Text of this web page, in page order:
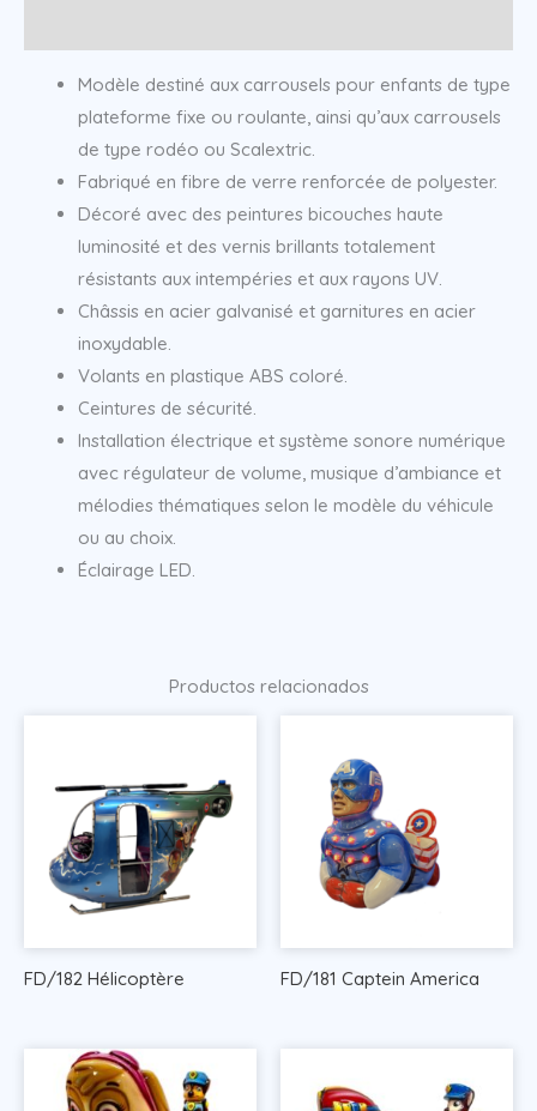
Modèle destiné aux carrousels pour enfants de type
plateforme fixe ou roulante, ainsi qu’aux carrousels
de type rodéo ou Scalextric.
Fabriqué en fibre de verre renforcée de polyester.
Décoré avec des peintures bicouches haute
luminosité et des vernis brillants totalement
résistants aux intempéries et aux rayons UV.
Châssis en acier galvanisé et garnitures en acier
inoxydable.
Volants en plastique ABS coloré.
Ceintures de sécurité.
Installation électrique et système sonore numérique
avec régulateur de volume, musique d’ambiance et
mélodies thématiques selon le modèle du véhicule
ou au choix.
Éclairage LED.
Productos relacionados
FD/182 Hélicoptère FD/181 Captein America